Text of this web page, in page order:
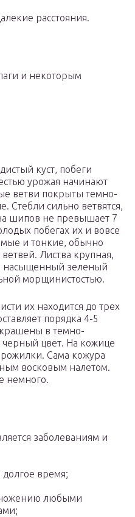
расстояния.
и некоторым
куст, побеги
урожая начинают
ветви покрыты темно-
Стебли сильно ветвятся,
шипов не превышает 7
побегах их и вовсе
и тонкие, обычно
Листва крупная,
насыщенный зеленый
морщинистостью.
их находится до трех
порядка 4-5
в темно-
цвет. На кожице
Сама кожура
восковым налетом.
немного.
заболеваниям и
долгое время;
любыми